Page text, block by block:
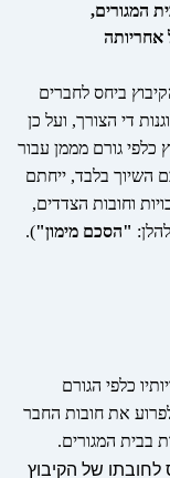
המגורים,
אחריותה
ביחס לחברים
די הצורך, ועל כן
כלפי גורם מממן עבור
השיוך בלבד, ייחתם
וחובות הצדדים,
"הסכם מימון").
כלפי הגורם
את חובות החבר
בבית המגורים.
של הקיבוץ